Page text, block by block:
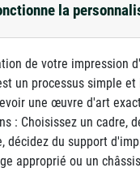
la
de votre impression
un processus simple
une œuvre d'art
: Choisissez un cadre,
décidez du support
approprié ou un